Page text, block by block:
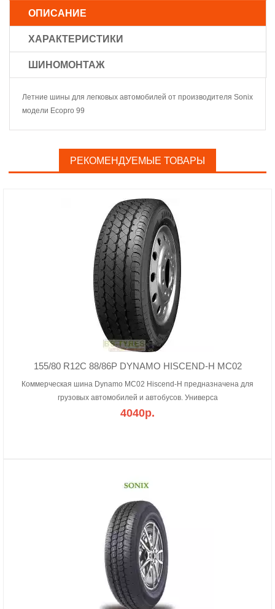
ОПИСАНИЕ
ХАРАКТЕРИСТИКИ
ШИНОМОНТАЖ
Летние шины для легковых автомобилей от производителя Sonix
модели Ecopro 99
РЕКОМЕНДУЕМЫЕ ТОВАРЫ
155/80 R12C 88/86P DYNAMO HISCEND-H MC02
Коммерческая шина Dynamo MC02 Hiscend-H предназначена для
грузовых автомобилей и автобусов. Универса
4040р.